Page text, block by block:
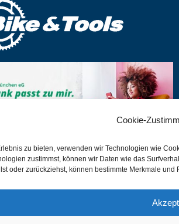
Cookie-
zu bieten, verwenden wir Technologien wie
zustimmst, können wir Daten wie das
oder zurückziehst, können bestimmte Merkmale